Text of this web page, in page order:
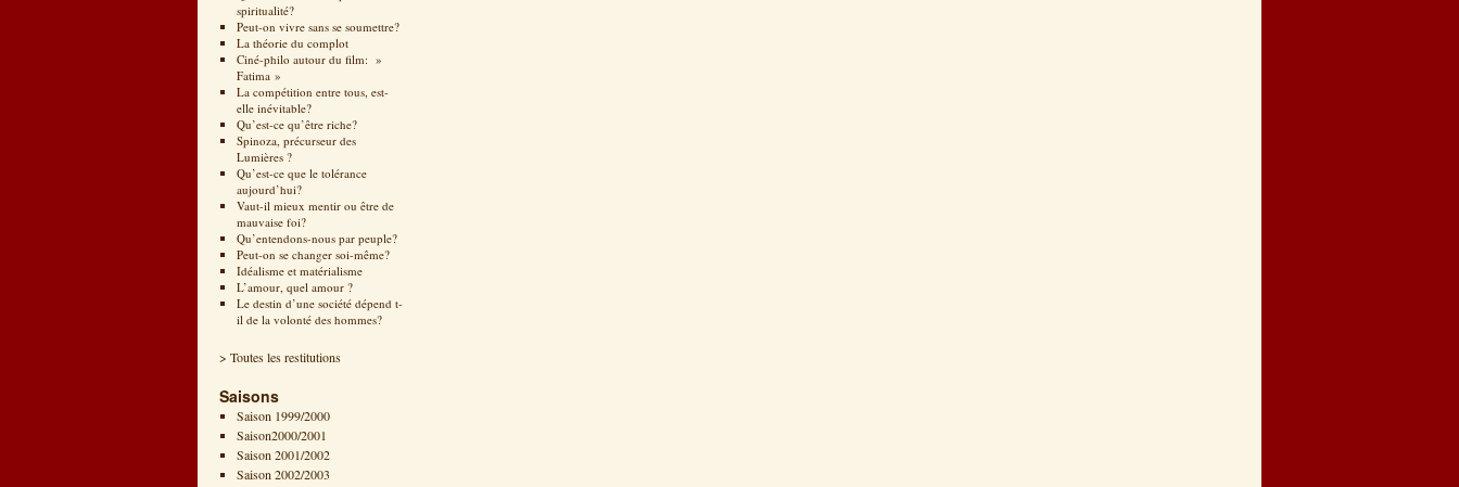
spiritualité?
Peut-on vivre sans se soumettre?
La théorie du complot
Ciné-philo autour du film: »
Fatima »
La compétition entre tous, est-
elle inévitable?
Qu’est-ce qu’être riche?
Spinoza, précurseur des
Lumières ?
Qu’est-ce que le tolérance
aujourd’hui?
Vaut-il mieux mentir ou être de
mauvaise foi?
Qu’entendons-nous par peuple?
Peut-on se changer soi-même?
Idéalisme et matérialisme
L’amour, quel amour ?
Le destin d’une société dépend t-
il de la volonté des hommes?
> Toutes les restitutions
Saisons
Saison 1999/2000
Saison2000/2001
Saison 2001/2002
Saison 2002/2003